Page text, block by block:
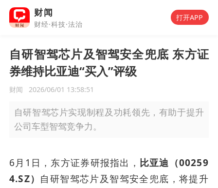
财闻
财经·科技·法治
打开APP
自研智驾芯片及智驾安全兜底 东方证
券维持比亚迪“买入”评级
财闻 2026/06/01 13:58:51
自研智驾芯片实现制程及功耗领先，有助于提升
公司车型智驾竞争力。
6月1日，东方证券研报指出， 比亚迪（00259
4.SZ） 自研智驾芯片及智驾安全兜底，将提升